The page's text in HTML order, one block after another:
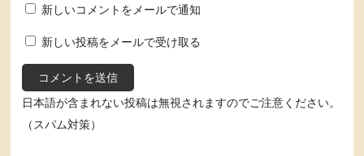
新しいコメントをメールで通知
新しい投稿をメールで受け取る
日本語が含まれない投稿は無視されますのでご注意ください。
（スパム対策）